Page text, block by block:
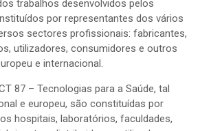
trabalhos desenvolvidos pelos
por representantes dos vários
sectores profissionais: fabricantes,
utilizadores, consumidores e outros
e internacional.
87 – Tecnologias para a Saúde, tal
e europeu, são constituídas por
hospitais, laboratórios, faculdades,